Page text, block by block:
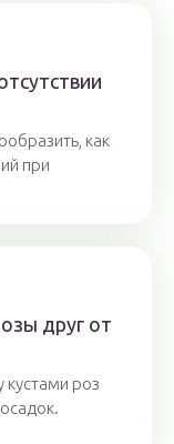
как
при
друг от
роз